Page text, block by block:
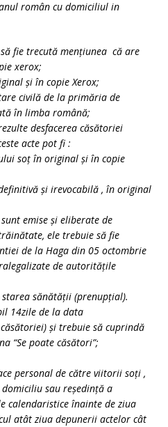
român cu domiciliul in
fie trecută menţiunea că are
xerox;
şi în copie Xerox;
civilă de la primăria de
în limba română;
desfacerea căsătoriei
acte pot fi :
soţ în original şi în copie
şi irevocabilă , în original
emise şi eliberate de
ele trebuie să fie
de la Haga din 05 octombrie
de autorităţile
sănătăţii (prenupţial).
14zile de la data
şi trebuie să cuprindă
“Se poate căsători”;
personal de către viitorii soţi ,
sau reşedinţă a
calendaristice înainte de ziua
atât ziua depunerii actelor cât